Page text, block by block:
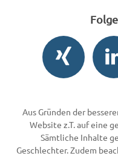
Aus Gründen der
Website z.T. auf eine
Sämtliche Inhalte
Geschlechter. Zudem